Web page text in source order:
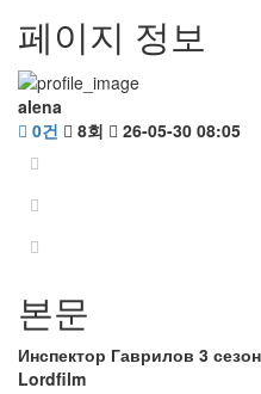
페이지 정보
alena
0건
8회 26-05-30 08:05
본문
Инспектор Гаврилов 3
Lordfilm